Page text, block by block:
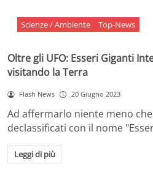
Scienze / Ambiente Top-News
Oltre gli UFO: Esseri Giganti
visitando la Terra
Flash News 20 Giugno 2023
Ad affermarlo niente meno
declassificati con il nome
Leggi di più